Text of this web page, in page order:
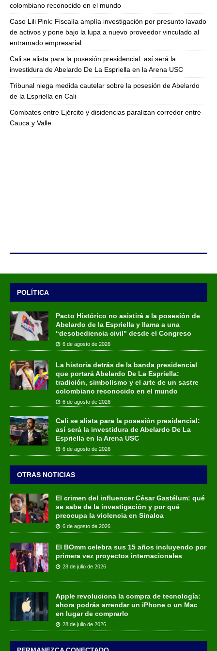
colombiano reconocido en el mundo
Caso Lili Pink: Fiscalía amplía investigación por presunto lavado
de activos y pone bajo la lupa a nuevo proveedor vinculado al
entramado empresarial
Cali se alista para la posesión presidencial: así será la
investidura de Abelardo De La Espriella en la Arena USC
Tribunal niega medida cautelar sobre la posesión de Abelardo
de la Espriella en Cali
Combates entre Ejército y disidencias paralizan corredor entre
Cauca y Valle
POLÍTICA
Pacto Histórico no asistirá a la posesión de
Abelardo de la Espriella y llama a una
“desobediencia civil” desde el Congreso
6 de agosto de 2026
La historia detrás de la banda presidencial
que portará Abelardo De La Espriella:
tradición, simbolismo y el arte de un sastre
colombiano reconocido en el mundo
6 de agosto de 2026
Cali se alista para la posesión presidencial:
así será la investidura de Abelardo De La
Espriella en la Arena USC
6 de agosto de 2026
OTRAS NOTICIAS
El crimen del influencer César Gastélum: qué
se sabe de la investigación y por qué
preocupa la violencia en Sinaloa
6 de agosto de 2026
El BOmm celebra sus 15 años incluyendo por
primera vez proyectos internacionales
28 de julio de 2026
Apple revoluciona la compra de tecnología:
ahora podrás arrendar un iPhone o un Mac
en lugar de comprarlo
28 de julio de 2026